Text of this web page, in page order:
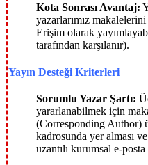
Kota Sonrası Avantaj:
yazarlarımız
Erişim olarak
tarafından karşılanır).
Yayın Desteği Kriterleri
Sorumlu Yazar Şartı:
yararlanabilmek için
(Corresponding Author)
kadrosunda yer alması
uzantılı kurumsal e-